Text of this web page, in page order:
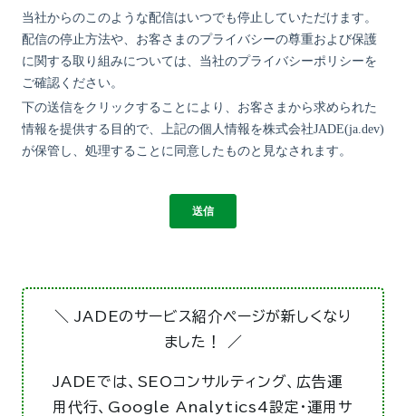
＼ JADEのサービス紹介ページが新しくなり
ました！ ／
JADEでは、SEOコンサルティング、広告運
用代行、Google Analytics4設定・運用サ